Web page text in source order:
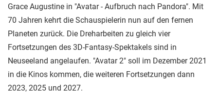
Grace Augustine in "Avatar - Aufbruch nach Pandora". Mit
70 Jahren kehrt die Schauspielerin nun auf den fernen
Planeten zurück. Die Dreharbeiten zu gleich vier
Fortsetzungen des 3D-Fantasy-Spektakels sind in
Neuseeland angelaufen. "Avatar 2" soll im Dezember 2021
in die Kinos kommen, die weiteren Fortsetzungen dann
2023, 2025 und 2027.